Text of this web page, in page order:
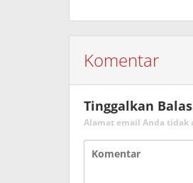
Komentar
Tinggalkan
Alamat email Anda tidak